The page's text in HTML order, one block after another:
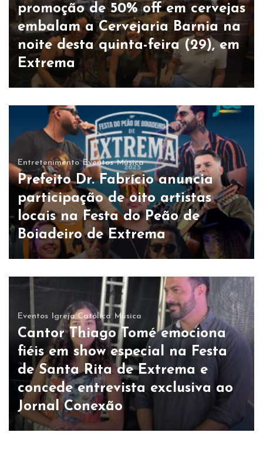
promoção de 50% off em cervejas
embalam a Cervejaria Barnia na
noite desta quinta-feira (29), em
Extrema
Entretenimento Eventos Música
Prefeito Dr. Fabrício anuncia
participação de oito artistas
locais na Festa do Peão de
Boiadeiro de Extrema
Eventos Igreja Católica Música
Cantor Thiago Tomé emociona
fiéis em show especial na Festa
de Santa Rita de Extrema e
concede entrevista exclusiva ao
Jornal Conexão